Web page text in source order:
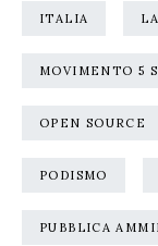
ITALIA
MOVIMENTO 5
OPEN SOURCE
PODISMO
PUBBLICA